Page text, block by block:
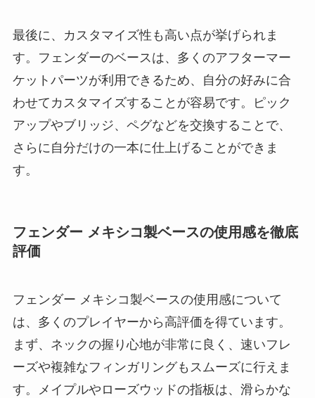
最後に、カスタマイズ性も高い点が挙げられま
す。フェンダーのベースは、多くのアフターマー
ケットパーツが利用できるため、自分の好みに合
わせてカスタマイズすることが容易です。ピック
アップやブリッジ、ペグなどを交換することで、
さらに自分だけの一本に仕上げることができま
す。
フェンダー メキシコ製ベースの使用感を徹底
評価
フェンダー メキシコ製ベースの使用感について
は、多くのプレイヤーから高評価を得ています。
まず、ネックの握り心地が非常に良く、速いフレ
ーズや複雑なフィンガリングもスムーズに行えま
す。メイプルやローズウッドの指板は、滑らかな